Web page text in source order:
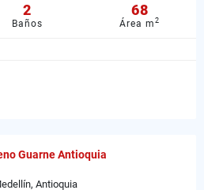
2
Baños
68
Área m2
Guarne Antioquia
Antioquia